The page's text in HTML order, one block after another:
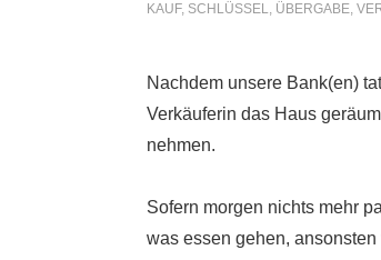
KAUF, SCHLÜSSEL, ÜBERGABE,
Nachdem unsere Bank(en)
Verkäuferin das Haus
nehmen.
Sofern morgen nichts mehr
was essen gehen,